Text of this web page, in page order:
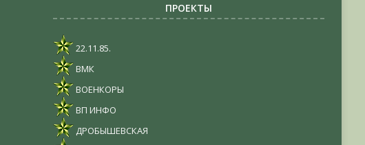
ПРОЕКТЫ
22.11.85.
ВМК
ВОЕНКОРЫ
ВП ИНФО
ДРОБЫШЕВСКАЯ